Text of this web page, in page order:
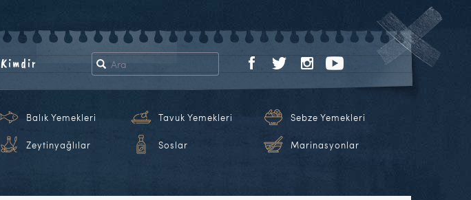
Kimdir
Balık Yemekleri Tavuk Yemekleri Sebze Yemekleri
Zeytinyağlılar Soslar Marinasyonlar